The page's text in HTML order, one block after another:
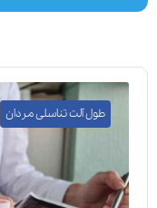
طول آلت تناسلی مردان